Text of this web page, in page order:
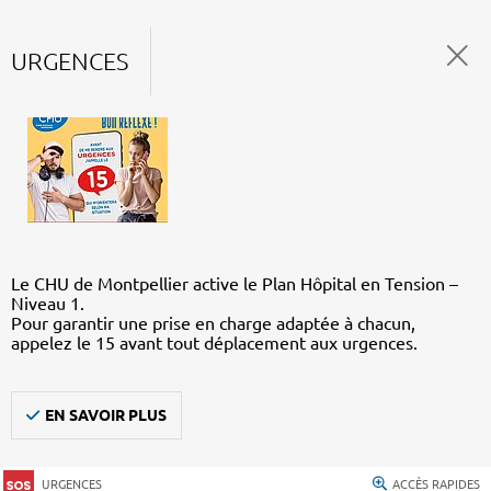
URGENCES
Le CHU de Montpellier active le Plan Hôpital en Tension –
Niveau 1.
Pour garantir une prise en charge adaptée à chacun,
appelez le 15 avant tout déplacement aux urgences.
EN SAVOIR PLUS
URGENCES ACCÈS RAPIDES